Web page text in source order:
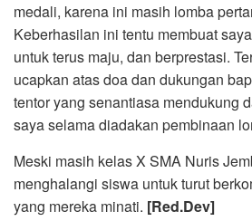
medali, karena ini masih lomba
Keberhasilan ini tentu membuat
untuk terus maju, dan berprestasi.
ucapkan atas doa dan dukungan
tentor yang senantiasa mendukung
saya selama diadakan pembinaan
Meski masih kelas X SMA Nuris
menghalangi siswa untuk turut
yang mereka minati. [Red.Dev]